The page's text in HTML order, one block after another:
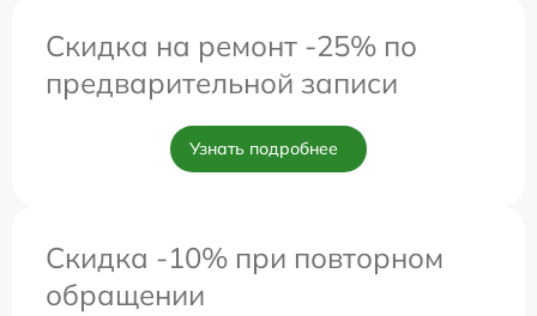
Скидка на ремонт -25% по
предварительной записи
Узнать подробнее
Скидка -10% при повторном
обращении